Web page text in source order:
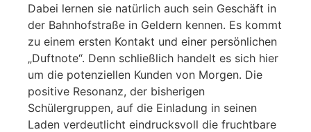
Dabei lernen sie natürlich auch sein Geschäft in
der Bahnhofstraße in Geldern kennen. Es kommt
zu einem ersten Kontakt und einer persönlichen
„Duftnote“. Denn schließlich handelt es sich hier
um die potenziellen Kunden von Morgen. Die
positive Resonanz, der bisherigen
Schülergruppen, auf die Einladung in seinen
Laden verdeutlicht eindrucksvoll die fruchtbare